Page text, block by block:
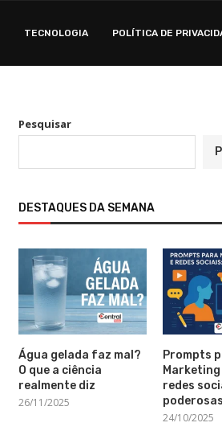
TECNOLOGIA POLÍTICA DE
Pesquisar
DESTAQUES DA SEMANA
Água gelada faz mal?
O que a ciência
realmente diz
26/11/2025
Prompts
redes
poderosas
24/10/2025